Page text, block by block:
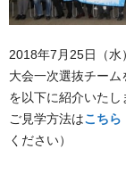
2018年7月25日（水
大会一次選抜チー
を以下に紹介いたし
ご見学方法はこちら
ください）